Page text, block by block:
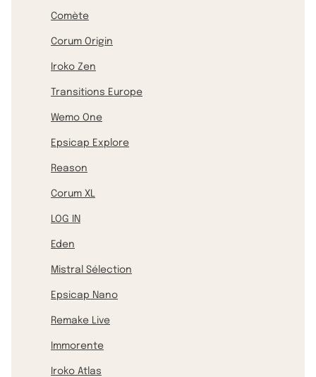
Comète
Corum Origin
Iroko Zen
Transitions Europe
Wemo One
Epsicap Explore
Reason
Corum XL
LOG IN
Eden
Mistral Sélection
Epsicap Nano
Remake Live
Immorente
Iroko Atlas